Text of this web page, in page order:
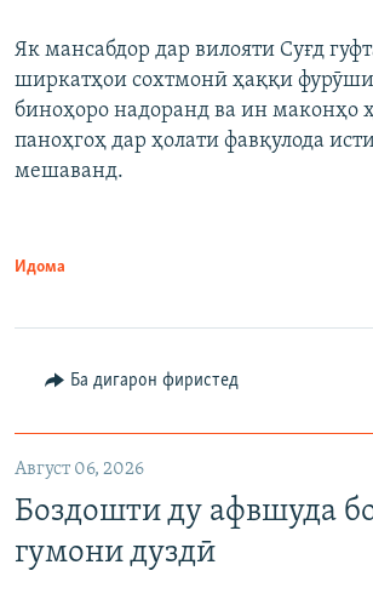
Як мансабдор дар вилояти Суғд
ширкатҳои сохтмонӣ ҳаққи
биноҳоро надоранд ва ин маконҳо
паноҳгоҳ дар ҳолати фавқулода
мешаванд.
Идома
Ба дигарон фиристед
Август 06, 2026
Боздошти ду афвшуда
гумони дуздӣ